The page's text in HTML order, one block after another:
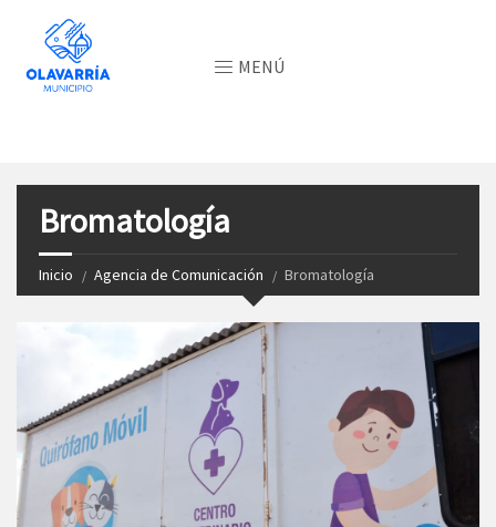
MENÚ
Bromatología
Inicio Agencia de Comunicación Bromatología